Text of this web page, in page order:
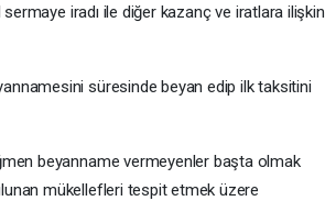
iradı ile diğer kazanç ve iratlara ilişkin
süresinde beyan edip ilk taksitini
beyanname vermeyenler başta olmak
mükellefleri tespit etmek üzere